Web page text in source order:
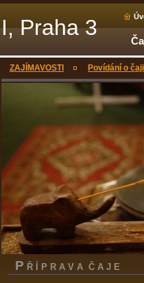
Praha 3
ZAJÍMAVOSTI Povídání o čaji
P Ř Í P R A V A Č A J E